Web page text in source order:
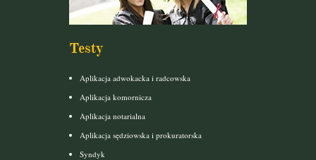
Testy
Aplikacja adwokacka i radcowska
Aplikacja komornicza
Aplikacja notarialna
Aplikacja sędziowska i prokuratorska
Syndyk